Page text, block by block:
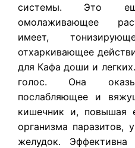
системы. Это
омолаживающее
имеет,
отхаркивающее
для Кафа доши и
голос. Она
послабляющее и
кишечник и, повышая
организма паразитов,
желудок.